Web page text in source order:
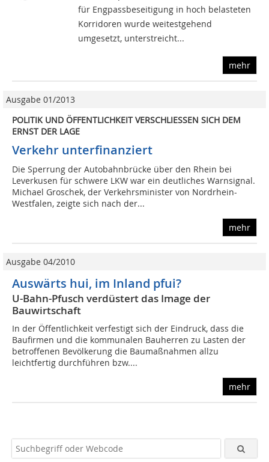
für Engpassbeseitigung in hoch belasteten
Korridoren wurde weitestgehend
umgesetzt, unterstreicht...
mehr
Ausgabe 01/2013
POLITIK UND ÖFFENTLICHKEIT VERSCHLIESSEN SICH DEM
ERNST DER LAGE
Verkehr unterfinanziert
Die Sperrung der Autobahnbrücke über den Rhein bei
Leverkusen für schwere LKW war ein deutliches Warnsignal.
Michael Groschek, der Verkehrsminister von Nordrhein-
Westfalen, zeigte sich nach der...
mehr
Ausgabe 04/2010
Auswärts hui, im Inland pfui?
U-Bahn-Pfusch verdüstert das Image der
Bauwirtschaft
In der Öffentlichkeit verfestigt sich der Eindruck, dass die
Baufirmen und die kommunalen Bauherren zu Lasten der
betroffenen Bevölkerung die Baumaßnahmen allzu
leichtfertig durchführen bzw....
mehr